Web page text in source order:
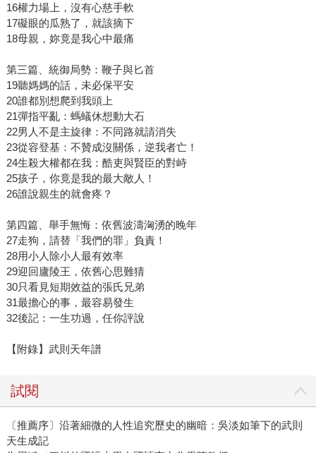
16權力場上，沒有心慈手軟
17礙眼的瓜熟了，就該摘下
18母親，妳竟是我心中最痛
第三篇、統御局勢：鞭子與匕首
19聽媽媽的話，未必保平安
20誰都別想爬到我頭上
21彈指平亂：螞蟻休想動大石
22男人不是主旋律：不同路就請消失
23從容登基：不贊成沒關係，逆我者亡！
24生殺大權都在我：酷吏與賢臣的對峙
25孩子，你竟是我的最大敵人！
26誰說親生的就會疼？
第四篇、舉手無悔：依舊波濤洶湧的晚年
27走狗，請替「我們的罪」負責！
28用小人除小人最有效率
29迎回廬陵王，依舊心思難猜
30只看見短期效益的張氏兄弟
31最擔心的事，最容易發生
32後記：一生功過，任你評說
【附錄】武則天年譜
試閱
〔推薦序〕沿著細微的人性追究歷史的幽暗：吳淡如筆下的武則
天生成記